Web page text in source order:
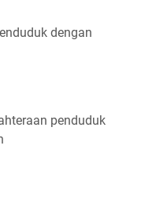
dengan
penduduk